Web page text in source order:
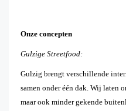
Onze concepten
Gulzige Streetfood:
Gulzig brengt verschillende
samen onder één dak. Wij laten
maar ook minder gekende